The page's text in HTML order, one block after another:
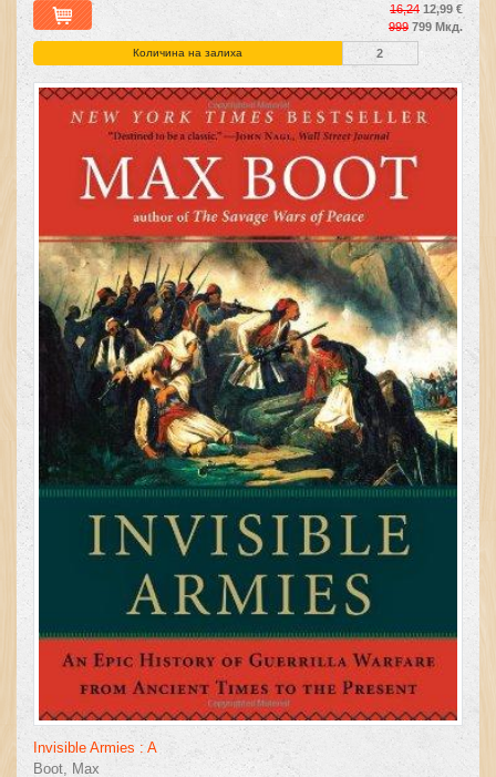
16,24 12,99 €
999 799 Мкд.
Количина на залиха 2
Invisible Armies : A
Boot, Max